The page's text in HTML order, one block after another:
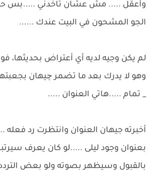
وأعقل ..... مش عشان تاخدني .....بس
الجو المشحون في البيت عندك ......
لم يكن وجيه لديه أي أعتراض بحديثها،
وهو لا يدرك بعد ما تضمر چيهان
_ تمام .....هاتي العنوان .....
أخبرته جيهان العنوان وانتظرت رد فعله
بعنوان وجود ليلى .....لو كان يعرف
بالقبول وسيظهر بصوته ولو بعض